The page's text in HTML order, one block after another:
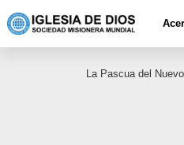
La Pascua del